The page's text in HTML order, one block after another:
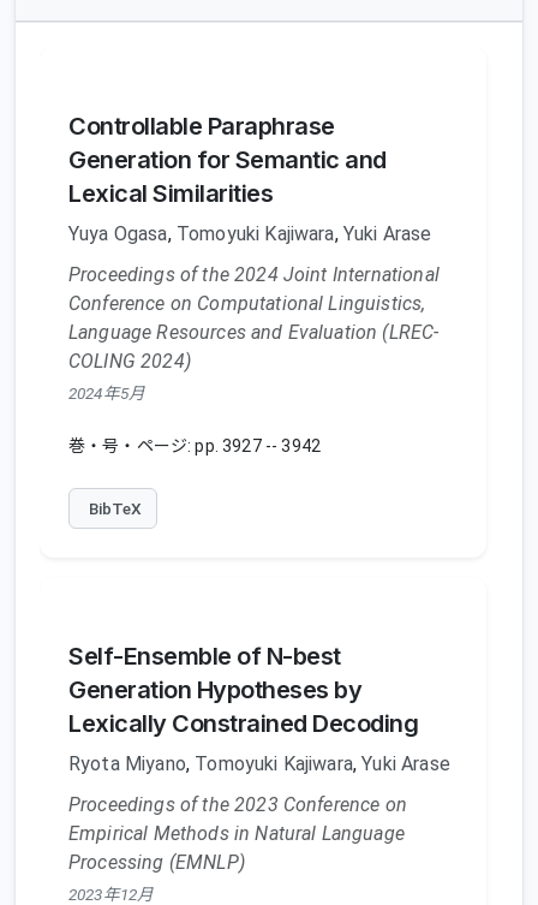
Controllable Paraphrase
Generation for Semantic and
Lexical Similarities
Yuya Ogasa, Tomoyuki Kajiwara, Yuki Arase
Proceedings of the 2024 Joint International
Conference on Computational Linguistics,
Language Resources and Evaluation (LREC-
COLING 2024)
2024年5月
巻・号・ページ: pp. 3927 -- 3942
BibTeX
Self-Ensemble of N-best
Generation Hypotheses by
Lexically Constrained Decoding
Ryota Miyano, Tomoyuki Kajiwara,Yuki Arase
Proceedings of the 2023 Conference on
Empirical Methods in Natural Language
Processing (EMNLP)
2023年12月